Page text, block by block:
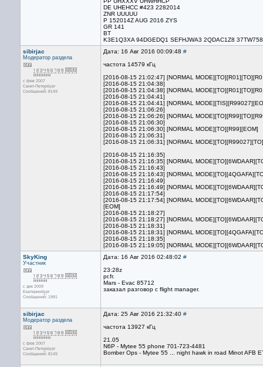
DE UHEHCC #423 2282014
ZNR UUUUU
P 152014Z AUG 2016 ZYS
GR 141
BT
K3E1Q3XA 94DGEDQ1 SEFHJWA3 2QDAC1Z8
sibirjac
Модератор раздела
с фев 2007
Санкт-Петербург
Сообщений: 8149
Дата: 16 Авг 2016 00:09:48 #
частота 14579 кГц
[2016-08-15 21:02:47] [NORMAL
[2016-08-15 21:04:38]
[2016-08-15 21:04:38] [NORMAL
[2016-08-15 21:04:41]
[2016-08-15 21:04:41] [NORMAL
[2016-08-15 21:06:26]
[2016-08-15 21:06:26] [NORMAL
[2016-08-15 21:06:30]
[2016-08-15 21:06:30] [NORMAL MODE][TO][R99][EOM]
[2016-08-15 21:06:31]
[2016-08-15 21:06:31] [NORMAL
[2016-08-15 21:16:35]
[2016-08-15 21:16:35] [NORMAL
[2016-08-15 21:16:43]
[2016-08-15 21:16:43] [NORMAL
[2016-08-15 21:16:49]
[2016-08-15 21:16:49] [NORMAL
[2016-08-15 21:17:54]
[2016-08-15 21:17:54] [NORMAL
[EOM]
[2016-08-15 21:18:27]
[2016-08-15 21:18:27] [NORMAL
[2016-08-15 21:18:31]
[2016-08-15 21:18:31] [NORMAL
[2016-08-15 21:18:35]
[2016-08-15 21:19:05] [NORMAL
SkyKing
Участник
с дек 2009
Екатеринбург
Сообщений: 1991
Дата: 16 Авг 2016 02:48:02 #
23:28z
pr.fr.
Mars - Evac 85712
заказал разговор с flight manager.
sibirjac
Модератор раздела
с фев 2007
Санкт-Петербург
Сообщений: 8149
Дата: 25 Авг 2016 21:32:40 #
частота 13927 кГц
21.05
N6P - Mytee 55 phone 701-723-4481
Bomber Ops - Mytee 55 ... night hawk in road Minot AFB